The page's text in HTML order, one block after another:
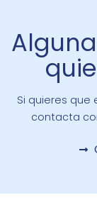
Alguna
Si quieres
contacta